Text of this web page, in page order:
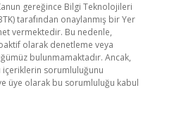
gereğince Bilgi Teknolojileri
tarafından onaylanmış bir Yer
vermektedir. Bu nedenle,
olarak denetleme veya
bulunmamaktadır. Ancak,
içeriklerin sorumluluğunu
üye olarak bu sorumluluğu kabul